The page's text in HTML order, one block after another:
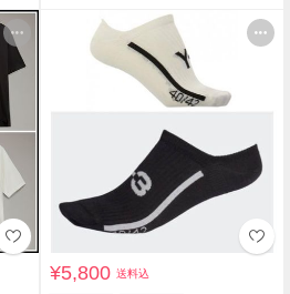
¥5,800送料込